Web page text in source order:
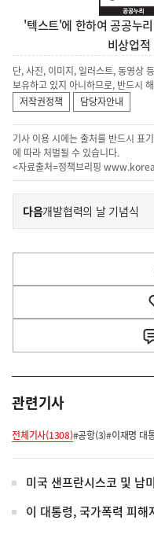
'텍스트'에 한하여 공공누
비상업
단, 사진, 이미지, 일러스트, 동영상
보유하고 있지 아니하므로, 반드시
저작권정책
담당자안내
기사 이용 시에는 출처를 반드시 표
에 따라 처벌될 수 있습니다.
<자료출처=정책브리핑
이
전
다
음
다음기
사
개발협력의 날 기념식
관련기사
전체기사(1308)#공항(3)#이재명 대
미국 샌프란시스코 및 남
이 대통령, 국가폭력 피해